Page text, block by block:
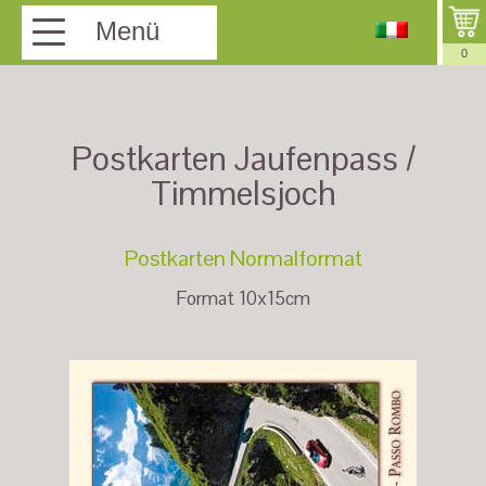
Menü
0
Postkarten Jaufenpass /
Timmelsjoch
Postkarten Normalformat
Format 10x15cm